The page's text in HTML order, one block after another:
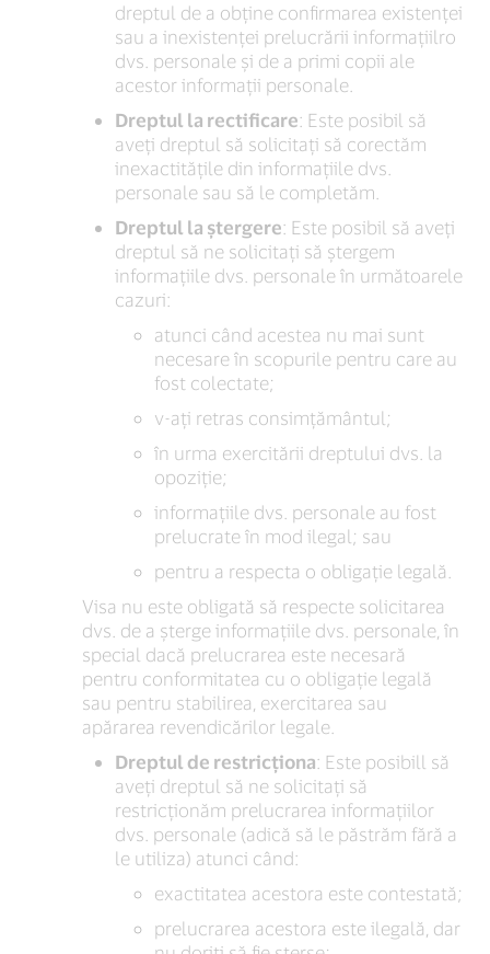
dreptul de a obține confirmarea existenței
sau a inexistenței prelucrării informațiilro
dvs. personale și de a primi copii ale
acestor informații personale.
Dreptul la rectificare: Este posibil să
aveți dreptul să solicitați să corectăm
inexactitățile din informațiile dvs.
personale sau să le completăm.
Dreptul la ștergere: Este posibil să aveți
dreptul să ne solicitați să ștergem
informațiile dvs. personale în următoarele
cazuri:
atunci când acestea nu mai sunt
necesare în scopurile pentru care au
fost colectate;
v-ați retras consimțământul;
în urma exercitării dreptului dvs. la
opoziție;
informațiile dvs. personale au fost
prelucrate în mod ilegal; sau
pentru a respecta o obligație legală.
Visa nu este obligată să respecte solicitarea
dvs. de a șterge informațiile dvs. personale, în
special dacă prelucrarea este necesară
pentru conformitatea cu o obligație legală
sau pentru stabilirea, exercitarea sau
apărarea revendicărilor legale.
Dreptul de restricționa: Este posibill să
aveți dreptul să ne solicitați să
restricționăm prelucrarea informațiilor
dvs. personale (adică să le păstrăm fără a
le utiliza) atunci când:
exactitatea acestora este contestată;
prelucrarea acestora este ilegală, dar